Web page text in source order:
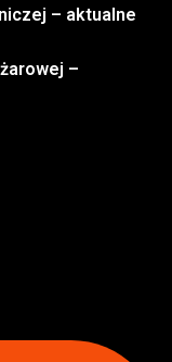
– aktualne
–